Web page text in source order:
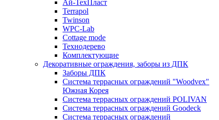
Ай-ТехПласт
Terrapol
Twinson
WPC-Lab
Cottage mode
Технодерево
Комплектующие
Декоративные ограждения, заборы из ДПК
Заборы ДПК
Система террасных ограждений "Woodvex"
Южная Корея
Система террасных ограждений POLIVAN
Система террасных ограждений Goodeck
Система террасных ограждений